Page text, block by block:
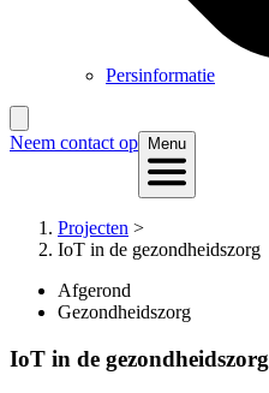
Persinformatie
Neem contact op Menu
Projecten >
IoT in de gezondheidszorg
Afgerond
Gezondheidszorg
IoT in de gezondheidszorg